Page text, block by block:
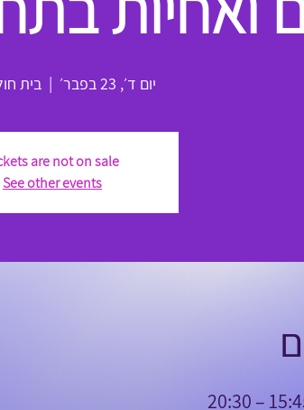
יום ד׳, 23 בפבר׳
  |
בית
are not on sale
See other events